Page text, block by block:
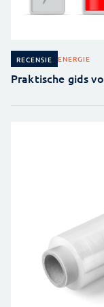
RECENSIE ENERGIE
Praktische gids